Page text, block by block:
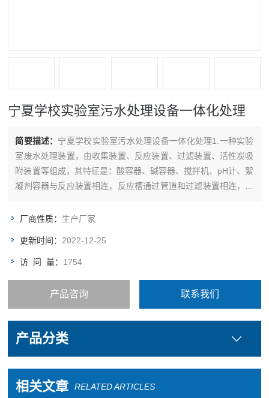
宁夏学校实验室污水处理设备一体化处理
简要描述： 宁夏学校实验室污水处理设备一体化处理1.一种实验
室废水处理装置，由收集装置、反应装置、过滤装置、活性炭吸
附装置等组成，其特征是：酸容器、碱容器、搅拌机、pH计、絮
凝剂容器与反应装置相连，反应槽通过管道和过滤装置相连，过
厂商性质： 生产厂家
更新时间： 2022-12-25
访 问 量： 1754
产品咨询 联系我们
产品分类
相关文章 RELATED ARTICLES